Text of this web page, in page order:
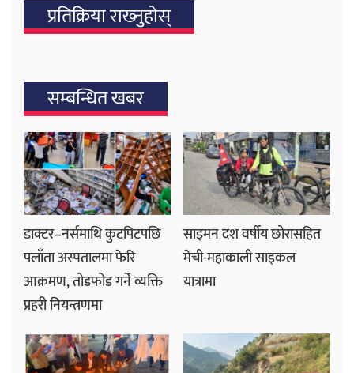
प्रतिक्रिया राख्‍नुहोस्
सम्बन्धित खबर
डाक्टर–नर्समाथि कुटपिटपछि
पलाँता अस्पतालमा फेरि
आक्रमण, तोडफोड गर्ने व्यक्ति
प्रहरी नियन्त्रणमा
साइमन दश वर्षीय छोरासहित
मेची-महाकाली साइकल
यात्रामा